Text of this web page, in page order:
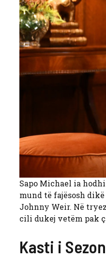
Sapo Michael ia
mund të fajësosh
Johnny Weir. Në
cili dukej vetëm pak
Kasti i